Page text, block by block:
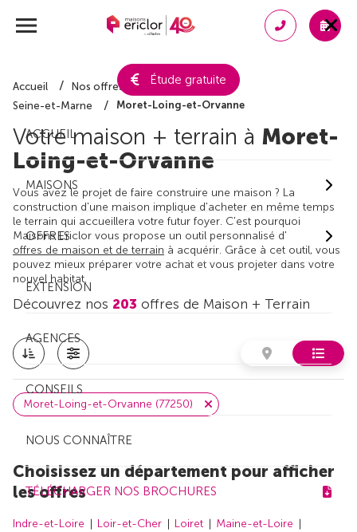
Étude gratuite
ACCUEIL
MAISONS
OFFRES
EXTENSION
AGENCES
CONSEILS
NOUS CONNAÎTRE
TÉLÉCHARGER NOS BROCHURES
Accueil
Nos offres de maison + terrain
Seine-et-Marne
Moret-Loing-et-Orvanne
Votre maison + terrain à Moret-
Loing-et-Orvanne
Vous avez le projet de faire construire une maison ? La
construction d'une maison implique d'acheter en même temps
le terrain qui accueillera votre futur foyer. C'est pourquoi
Maisons Ericlor vous propose un outil personnalisé d'
offres de maison et de terrain à acquérir. Grâce à cet outil, vous
pouvez mieux préparer votre achat et vous projeter dans votre
nouvel habitat.
Découvrez nos 203 offres de Maison + Terrain
Moret-Loing-et-Orvanne (77250)
Choisissez un département pour afficher
les offres
Indre-et-Loire Loir-et-Cher Loiret
Maine-et-Loire